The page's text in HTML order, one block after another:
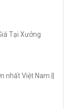
Tại Xưởng
Việt Nam ||